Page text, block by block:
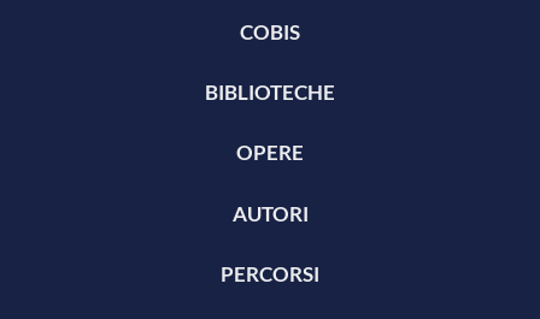
COBIS
BIBLIOTECHE
OPERE
AUTORI
PERCORSI